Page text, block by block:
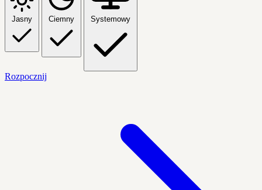
Jasny Ciemny Systemowy
Rozpocznij